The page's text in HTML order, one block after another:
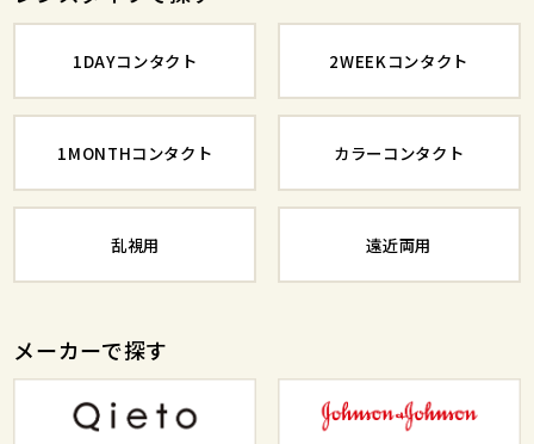
1DAYコンタクト 2WEEKコンタクト
1MONTHコンタクト カラーコンタクト
乱視用 遠近両用
メーカーで探す